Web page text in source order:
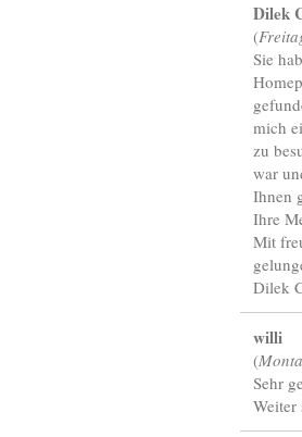
Dilek
(
Sie
mich
zu
war
Ihnen
Ihre
Mit
Dilek
willi
(
Sehr
Weiter